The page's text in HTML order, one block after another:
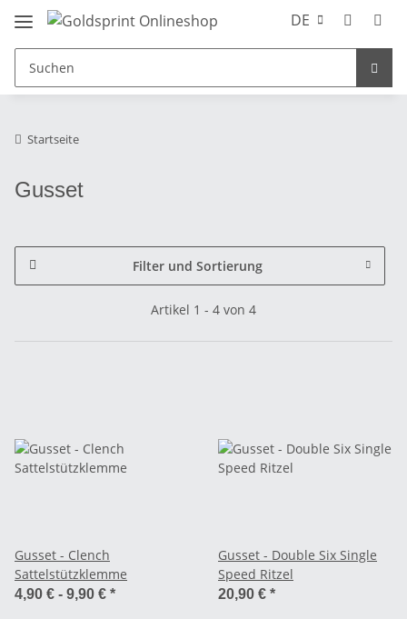
DE
Startseite
Gusset
Filter und Sortierung
Artikel 1 - 4 von 4
Gusset - Clench
Sattelstützklemme
4,90 € - 9,90 € *
Gusset - Double Six Single
Speed Ritzel
20,90 € *